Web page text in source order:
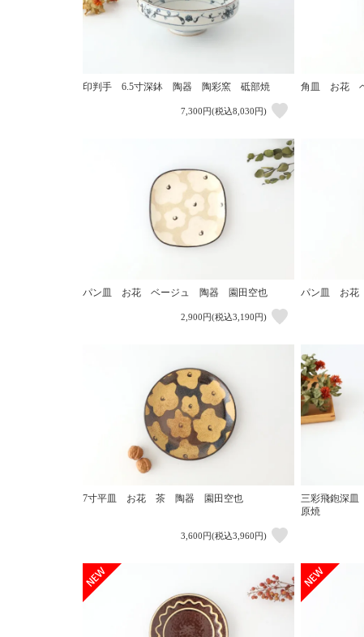
印判手 6.5寸深鉢 陶器 陶彩窯 砥部焼
7,300円(税込8,030円)
角皿 お花
パン皿 お花 ベージュ 陶器 園田空也
2,900円(税込3,190円)
パン皿 お
7寸平皿 お花 茶 陶器 園田空也
3,600円(税込3,960円)
三彩飛鉋深
原焼